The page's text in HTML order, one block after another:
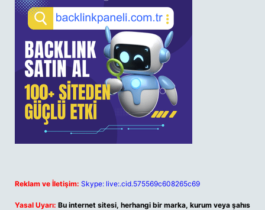
Reklam ve İletişim: Skype: live:.cid.575569c608265c69
Yasal Uyarı: Bu internet sitesi, herhangi bir marka, kurum veya şahıs